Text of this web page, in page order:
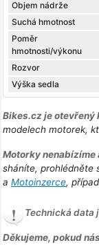
Objem nádrže
Suchá hmotnost
Poměr
hmotnosti/výkonu
Rozvor
Výška sedla
Bikes.cz je otevřený
modelech motorek,
Motorky nenabízíme
sháníte, prohlédněte
a Motoinzerce,
Technická data
Děkujeme, pokud